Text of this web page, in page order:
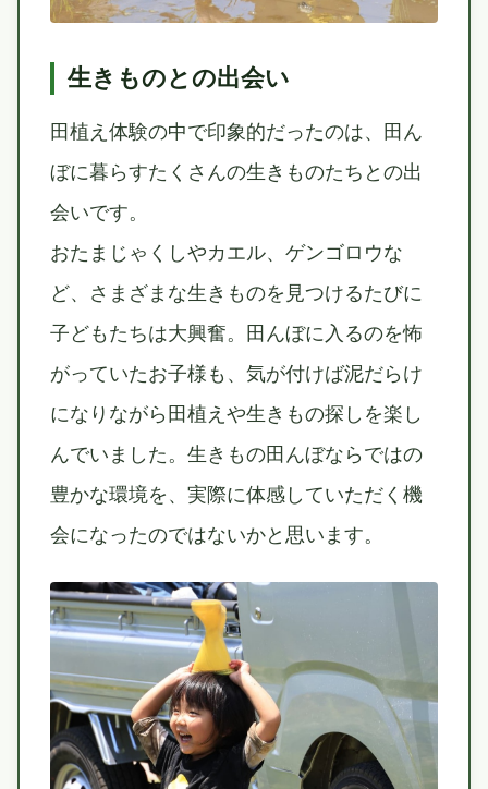
生きものとの出会い
田植え体験の中で印象的だったのは、田ん
ぼに暮らすたくさんの生きものたちとの出
会いです。
おたまじゃくしやカエル、ゲンゴロウな
ど、さまざまな生きものを見つけるたびに
子どもたちは大興奮。田んぼに入るのを怖
がっていたお子様も、気が付けば泥だらけ
になりながら田植えや生きもの探しを楽し
んでいました。生きもの田んぼならではの
豊かな環境を、実際に体感していただく機
会になったのではないかと思います。